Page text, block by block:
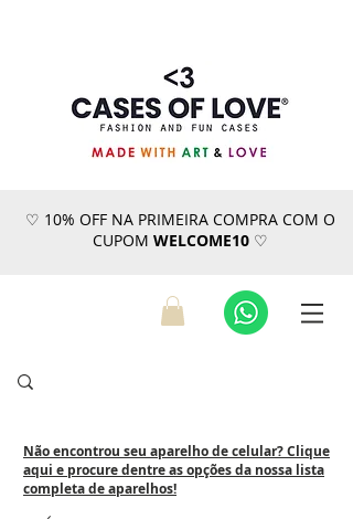
♡ 10% OFF NA PRIMEIRA COMPRA COM O
CUPOM WELCOME10♡
Não encontrou seu aparelho de celular? Clique
aqui e procure dentre as opções da nossa lista
completa de aparelhos!